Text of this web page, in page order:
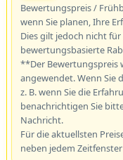
Bewertungspreis /
wenn Sie planen, Ihre
Dies gilt jedoch nicht
bewertungsbasierte
**Der Bewertungspreis
angewendet. Wenn Sie
z. B. wenn Sie die
benachrichtigen Sie
Nachricht.
Für die aktuellsten
neben jedem